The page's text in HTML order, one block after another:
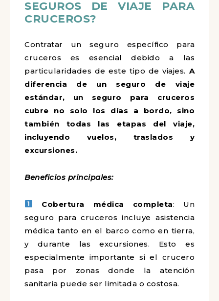
SEGUROS DE VIAJE PARA
CRUCEROS?
Contratar un seguro específico para
cruceros es esencial debido a las
particularidades de este tipo de viajes. A
diferencia de un seguro de viaje
estándar, un seguro para cruceros
cubre no solo los días a bordo, sino
también todas las etapas del viaje,
incluyendo vuelos, traslados y
excursiones.
Beneficios principales:
Cobertura médica completa: Un
seguro para cruceros incluye asistencia
médica tanto en el barco como en tierra,
y durante las excursiones. Esto es
especialmente importante si el crucero
pasa por zonas donde la atención
sanitaria puede ser limitada o costosa.